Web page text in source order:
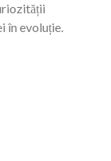
în evoluție.